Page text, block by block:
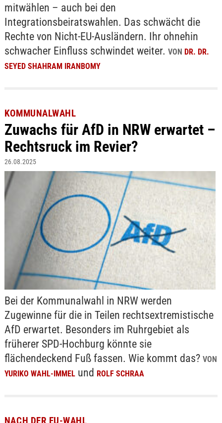
mitwählen – auch bei den
Integrationsbeiratswahlen. Das schwächt die
Rechte von Nicht-EU-Ausländern. Ihr ohnehin
schwacher Einfluss schwindet weiter. VON DR. DR.
SEYED SHAHRAM IRANBOMY
KOMMUNALWAHL
Zuwachs für AfD in NRW erwartet –
Rechtsruck im Revier?
26.08.2025
Bei der Kommunalwahl in NRW werden
Zugewinne für die in Teilen rechtsextremistische
AfD erwartet. Besonders im Ruhrgebiet als
früherer SPD-Hochburg könnte sie
flächendeckend Fuß fassen. Wie kommt das? VON
YURIKO WAHL-IMMELund ROLF SCHRAA